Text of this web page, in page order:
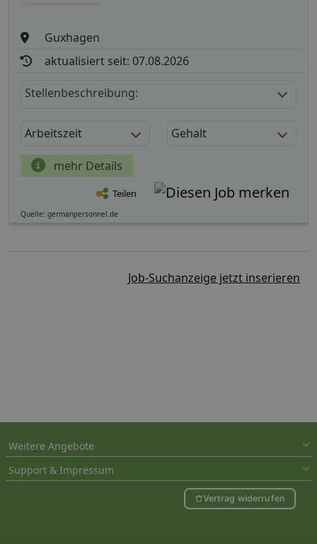
Guxhagen
aktualisiert seit: 07.08.2026
Stellenbeschreibung:
Arbeitszeit Gehalt
mehr Details
Teilen
Quelle: germanpersonnel.de
Job-Suchanzeige jetzt inserieren
Weitere Angebote
Support & Impressum
Vertrag widerrufen